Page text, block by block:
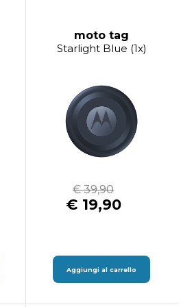
moto tag
Starlight Blue (1x)
€ 39,90
€ 19,90
Aggiungi al carrello